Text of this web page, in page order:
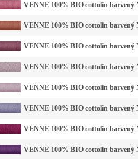
VENNE 100% BIO cottolin barvený
VENNE 100% BIO cottolin barvený
VENNE 100% BIO cottolin barvený
VENNE 100% BIO cottolin barvený
VENNE 100% BIO cottolin barvený
VENNE 100% BIO cottolin barvený
VENNE 100% BIO cottolin barvený
VENNE 100% BIO cottolin barvený